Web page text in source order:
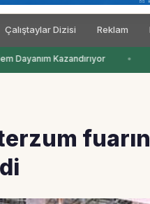
Çalıştaylar Dizisi Reklam
Kazandırıyor